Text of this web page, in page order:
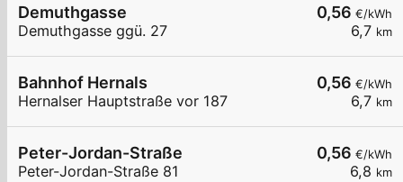
0,56 €/kWh
6,7 km
Demuthgasse
Demuthgasse ggü. 27
0,56 €/kWh
6,7 km
Bahnhof Hernals
Hernalser Hauptstraße vor 187
0,56 €/kWh
6,8 km
Peter-Jordan-Straße
Peter-Jordan-Straße 81